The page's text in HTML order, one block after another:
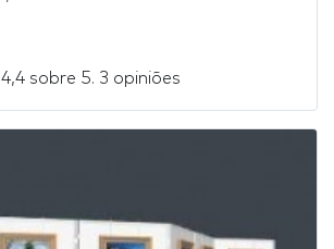
4,4 sobre 5. 3 opiniões